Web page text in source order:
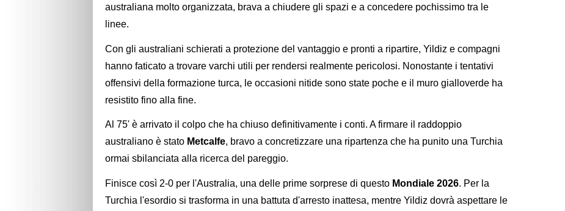
australiana molto organizzata, brava a chiudere gli spazi e a concedere pochissimo tra le
linee.
Con gli australiani schierati a protezione del vantaggio e pronti a ripartire, Yildiz e compagni
hanno faticato a trovare varchi utili per rendersi realmente pericolosi. Nonostante i tentativi
offensivi della formazione turca, le occasioni nitide sono state poche e il muro gialloverde ha
resistito fino alla fine.
Al 75' è arrivato il colpo che ha chiuso definitivamente i conti. A firmare il raddoppio
australiano è stato Metcalfe, bravo a concretizzare una ripartenza che ha punito una Turchia
ormai sbilanciata alla ricerca del pareggio.
Finisce così 2-0 per l'Australia, una delle prime sorprese di questo Mondiale 2026. Per la
Turchia l'esordio si trasforma in una battuta d'arresto inattesa, mentre Yildiz dovrà aspettare le